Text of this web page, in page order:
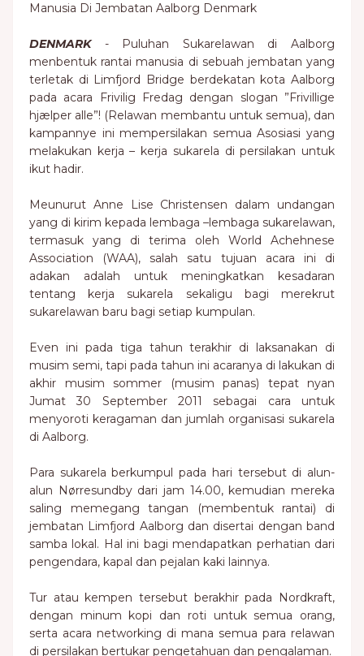
Manusia Di Jembatan Aalborg Denmark
DENMARK- Puluhan Sukarelawan di Aalborg
menbentuk rantai manusia di sebuah jembatan yang
terletak di Limfjord Bridge berdekatan kota Aalborg
pada acara Frivilig Fredag dengan slogan ”Frivillige
hjælper alle”! (Relawan membantu untuk semua), dan
kampannye ini mempersilakan semua Asosiasi yang
melakukan kerja – kerja sukarela di persilakan untuk
ikut hadir.
Meunurut Anne Lise Christensen dalam undangan
yang di kirim kepada lembaga –lembaga sukarelawan,
termasuk yang di terima oleh World Achehnese
Association (WAA), salah satu tujuan acara ini di
adakan adalah untuk meningkatkan kesadaran
tentang kerja sukarela sekaligu bagi merekrut
sukarelawan baru bagi setiap kumpulan.
Even ini pada tiga tahun terakhir di laksanakan di
musim semi, tapi pada tahun ini acaranya di lakukan di
akhir musim sommer (musim panas) tepat nyan
Jumat 30 September 2011 sebagai cara untuk
menyoroti keragaman dan jumlah organisasi sukarela
di Aalborg.
Para sukarela berkumpul pada hari tersebut di alun-
alun Nørresundby dari jam 14.00, kemudian mereka
saling memegang tangan (membentuk rantai) di
jembatan Limfjord Aalborg dan disertai dengan band
samba lokal. Hal ini bagi mendapatkan perhatian dari
pengendara, kapal dan pejalan kaki lainnya.
Tur atau kempen tersebut berakhir pada Nordkraft,
dengan minum kopi dan roti untuk semua orang,
serta acara networking di mana semua para relawan
di persilakan bertukar pengetahuan dan pengalaman.